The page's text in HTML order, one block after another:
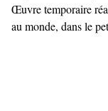
Œuvre temporaire
au monde, dans le